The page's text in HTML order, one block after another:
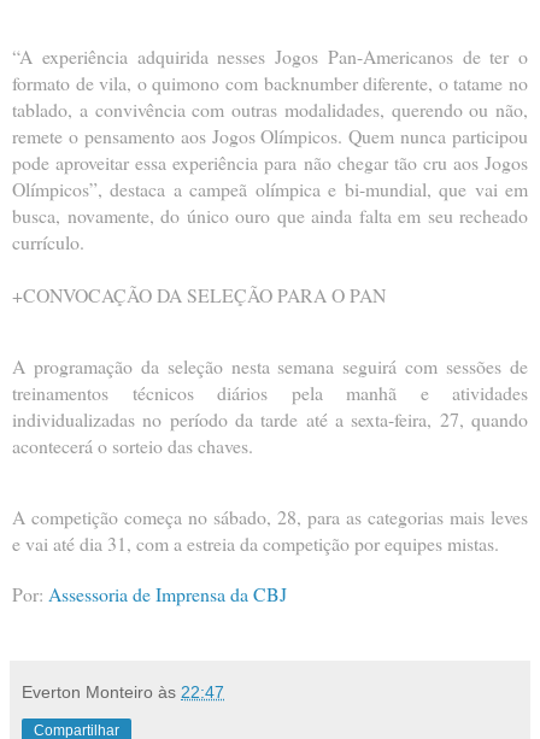
“A experiência adquirida nesses Jogos Pan-Americanos de ter o
formato de vila, o quimono com backnumber diferente, o tatame no
tablado, a convivência com outras modalidades, querendo ou não,
remete o pensamento aos Jogos Olímpicos. Quem nunca participou
pode aproveitar essa experiência para não chegar tão cru aos Jogos
Olímpicos”, destaca a campeã olímpica e bi-mundial, que vai em
busca, novamente, do único ouro que ainda falta em seu recheado
currículo.
+CONVOCAÇÃO DA SELEÇÃO PARA O PAN
A programação da seleção nesta semana seguirá com sessões de
treinamentos técnicos diários pela manhã e atividades
individualizadas no período da tarde até a sexta-feira, 27, quando
acontecerá o sorteio das chaves.
A competição começa no sábado, 28, para as categorias mais leves
e vai até dia 31, com a estreia da competição por equipes mistas.
Por: Assessoria de Imprensa da CBJ
Everton Monteiro às 22:47
Compartilhar